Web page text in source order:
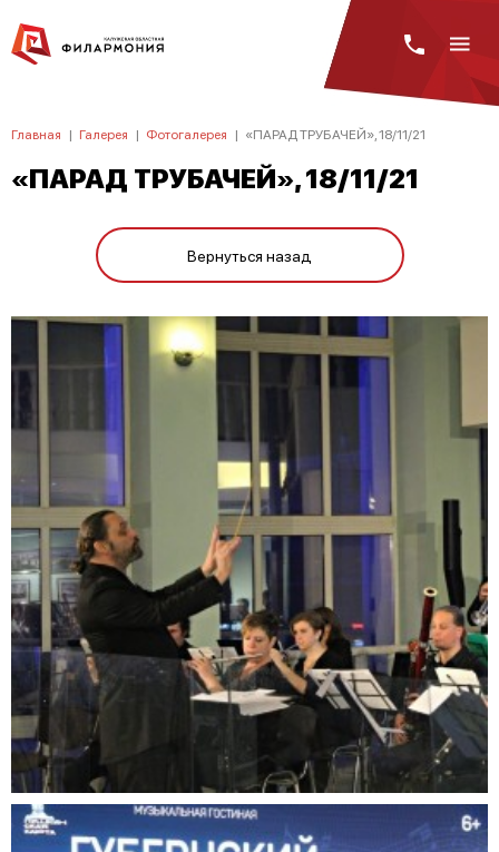
Главная | Галерея | Фотогалерея | «ПАРАД ТРУБАЧЕЙ», 18/11/21
«ПАРАД ТРУБАЧЕЙ», 18/11/21
Вернуться назад